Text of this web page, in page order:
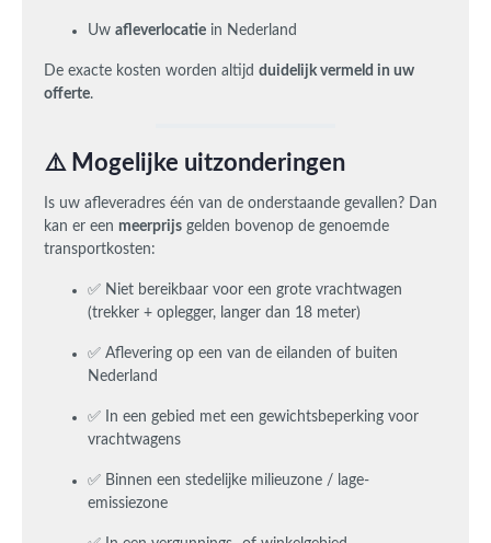
Uw afleverlocatie in Nederland
De exacte kosten worden altijd duidelijk vermeld in uw
offerte.
⚠️ Mogelijke uitzonderingen
Is uw afleveradres één van de onderstaande gevallen? Dan
kan er een meerprijs gelden bovenop de genoemde
transportkosten:
✅ Niet bereikbaar voor een grote vrachtwagen
(trekker + oplegger, langer dan 18 meter)
✅ Aflevering op een van de eilanden of buiten
Nederland
✅ In een gebied met een gewichtsbeperking voor
vrachtwagens
✅ Binnen een stedelijke milieuzone / lage-
emissiezone